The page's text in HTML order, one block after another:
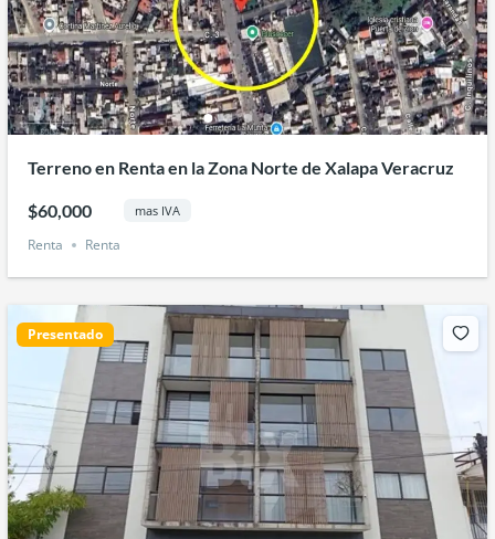
Terreno en Renta en la Zona Norte de Xalapa Veracruz
$60,000 mas IVA
Renta Renta
Presentado